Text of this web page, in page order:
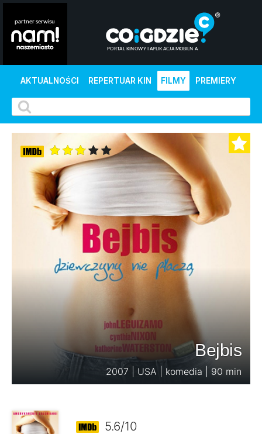
AKTUALNOŚCI REPERTUAR KIN FILMY PREMIERY
Bejbis
2007 | USA | komedia | 90 min
5.6/10